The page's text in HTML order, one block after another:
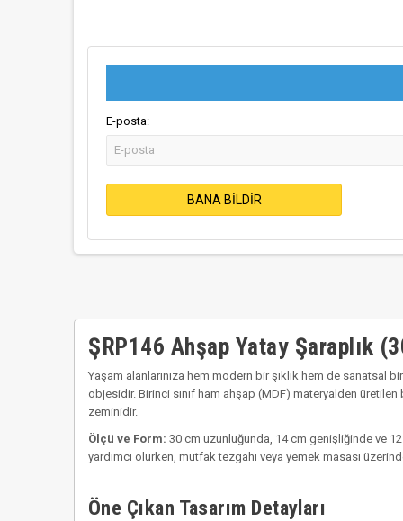
E-posta:
BANA BILDIR
ŞRP146 Ahşap Yatay Şaraplık
Yaşam alanlarınıza hem modern bir şıklık hem de sanatsal
objesidir. Birinci sınıf ham ahşap (MDF) materyalden
zeminidir.
Ölçü ve Form: 30 cm uzunluğunda, 14 cm genişliğinde ve
yardımcı olurken, mutfak tezgahı veya yemek masası
Öne Çıkan Tasarım Detayları